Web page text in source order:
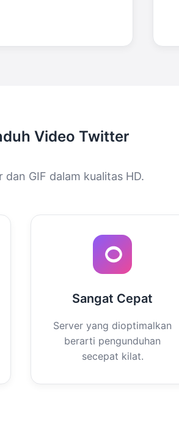
Video Twitter
GIF dalam kualitas HD.
Sangat Cepat
Server yang dioptimalkan
berarti pengunduhan
secepat kilat.